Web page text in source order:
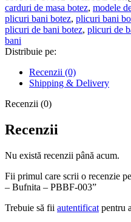
botez
cu
poza
-
Bufnita
-
PBBF-
003
carduri de masa botez, modele
plicuri bani botez, plicuri bani
plicuri de bani botez, plicuri de
bani
Distribuie pe:
Recenzii (0)
Shipping & Delivery
Recenzii (0)
Recenzii
Nu există recenzii până acum.
Fii primul care scrii o recenzie
– Bufnita – PBBF-003”
Trebuie să fii autentificat pentru